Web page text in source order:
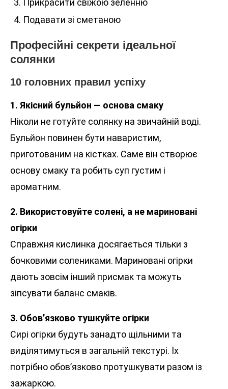
Прикрасити свіжою зеленню
Подавати зі сметаною
Професійні секрети ідеальної
солянки
10 головних правил успіху
1. Якісний бульйон — основа смаку
Ніколи не готуйте солянку на звичайній воді.
Бульйон повинен бути наваристим,
приготованим на кістках. Саме він створює
основу смаку та робить суп густим і
ароматним.
2. Використовуйте солені, а не мариновані
огірки
Справжня кислинка досягається тільки з
бочковими солениками. Мариновані огірки
дають зовсім інший присмак та можуть
зіпсувати баланс смаків.
3. Обов’язково тушкуйте огірки
Сирі огірки будуть занадто щільними та
виділятимуться в загальній текстурі. Їх
потрібно обов’язково протушкувати разом із
зажаркою.